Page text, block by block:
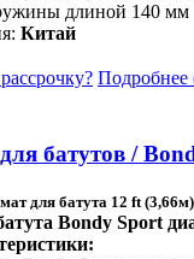
длиной 140 мм
Китай
Подробнее
батутов /
для батута 12 ft (3,66м)
Bondy Sport